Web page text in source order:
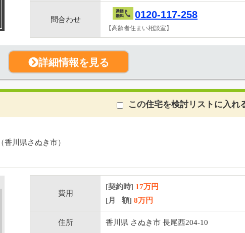
問合わせ 0120-117-258
【高齢者住まい相談室】
詳細情報を見る
この住宅を検討リストに入れ
（香川県さぬき市）
費用
[契約時] 17万円
[月 額] 8万円
住所 香川県 さぬき市 長尾西204-10